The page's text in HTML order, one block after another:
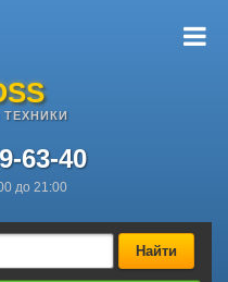
63-40
до 21:00
Найти